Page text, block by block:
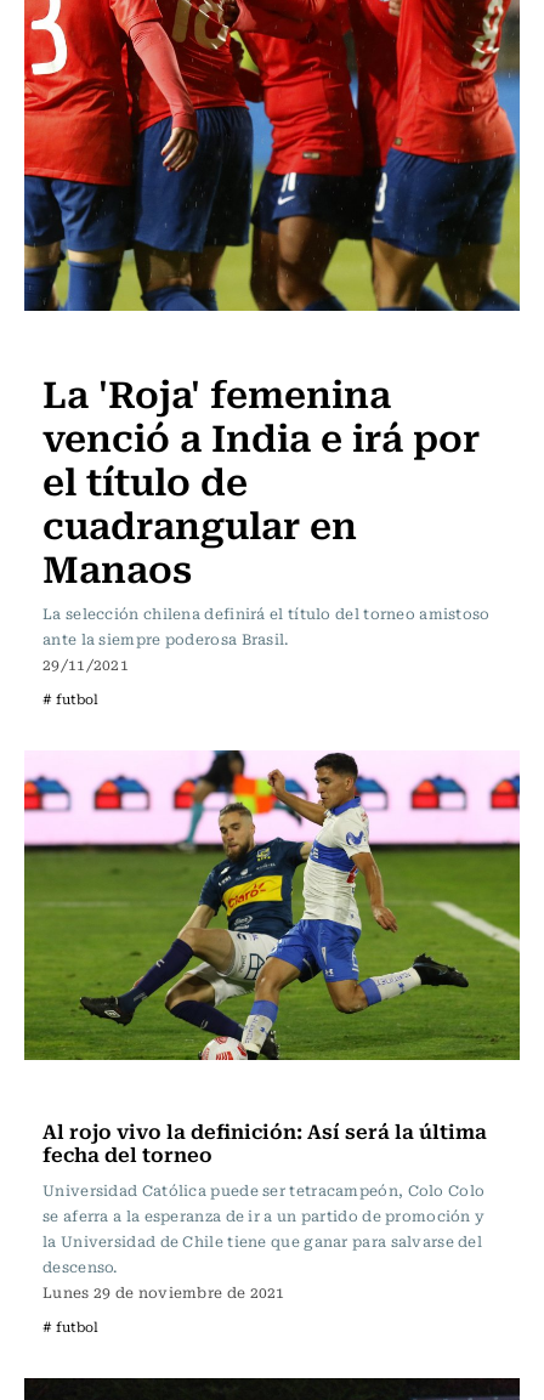
La 'Roja' femenina
venció a India e irá por
el título de
cuadrangular en
Manaos
La selección chilena definirá el título del torneo amistoso
ante la siempre poderosa Brasil.
29/11/2021
# futbol
Al rojo vivo la definición: Así será la última
fecha del torneo
Universidad Católica puede ser tetracampeón, Colo Colo
se aferra a la esperanza de ir a un partido de promoción y
la Universidad de Chile tiene que ganar para salvarse del
descenso.
Lunes 29 de noviembre de 2021
# futbol